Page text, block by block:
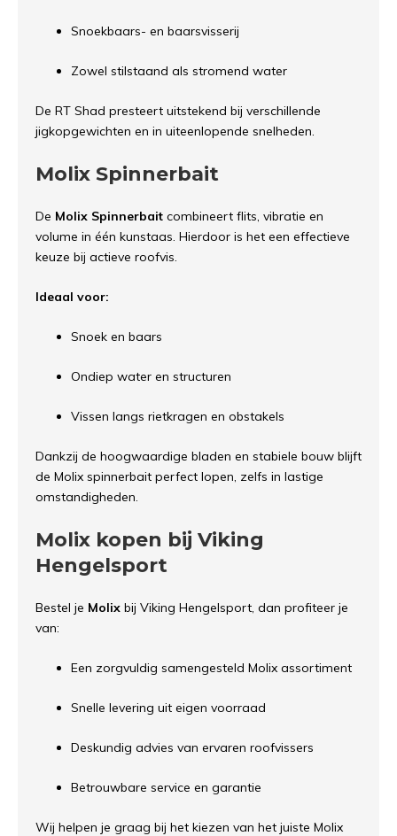
Snoekbaars- en baarsvisserij
Zowel stilstaand als stromend water
De RT Shad presteert uitstekend bij verschillende
jigkopgewichten en in uiteenlopende snelheden.
Molix Spinnerbait
De Molix Spinnerbait combineert flits, vibratie en
volume in één kunstaas. Hierdoor is het een effectieve
keuze bij actieve roofvis.
Ideaal voor:
Snoek en baars
Ondiep water en structuren
Vissen langs rietkragen en obstakels
Dankzij de hoogwaardige bladen en stabiele bouw blijft
de Molix spinnerbait perfect lopen, zelfs in lastige
omstandigheden.
Molix kopen bij Viking
Hengelsport
Bestel je Molix bij Viking Hengelsport, dan profiteer je
van:
Een zorgvuldig samengesteld Molix assortiment
Snelle levering uit eigen voorraad
Deskundig advies van ervaren roofvissers
Betrouwbare service en garantie
Wij helpen je graag bij het kiezen van het juiste Molix